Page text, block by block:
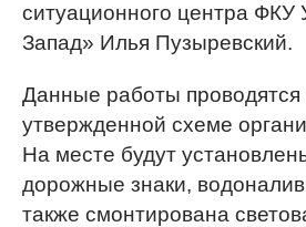
ситуационного центра ФКУ
Запад» Илья Пузыревский.
Данные работы проводятся
утвержденной схеме
На месте будут
дорожные знаки,
также смонтирована